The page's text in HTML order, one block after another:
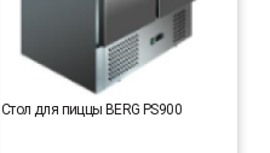
Стол для пиццы BERG PS900